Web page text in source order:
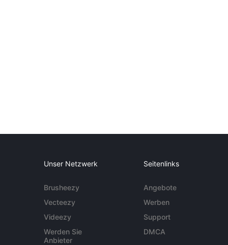
Unser Netzwerk
Brusheezy
Vecteezy
Videezy
Werden Sie
Anbieter
Seitenlinks
Angebote
Werben
Support
DMCA